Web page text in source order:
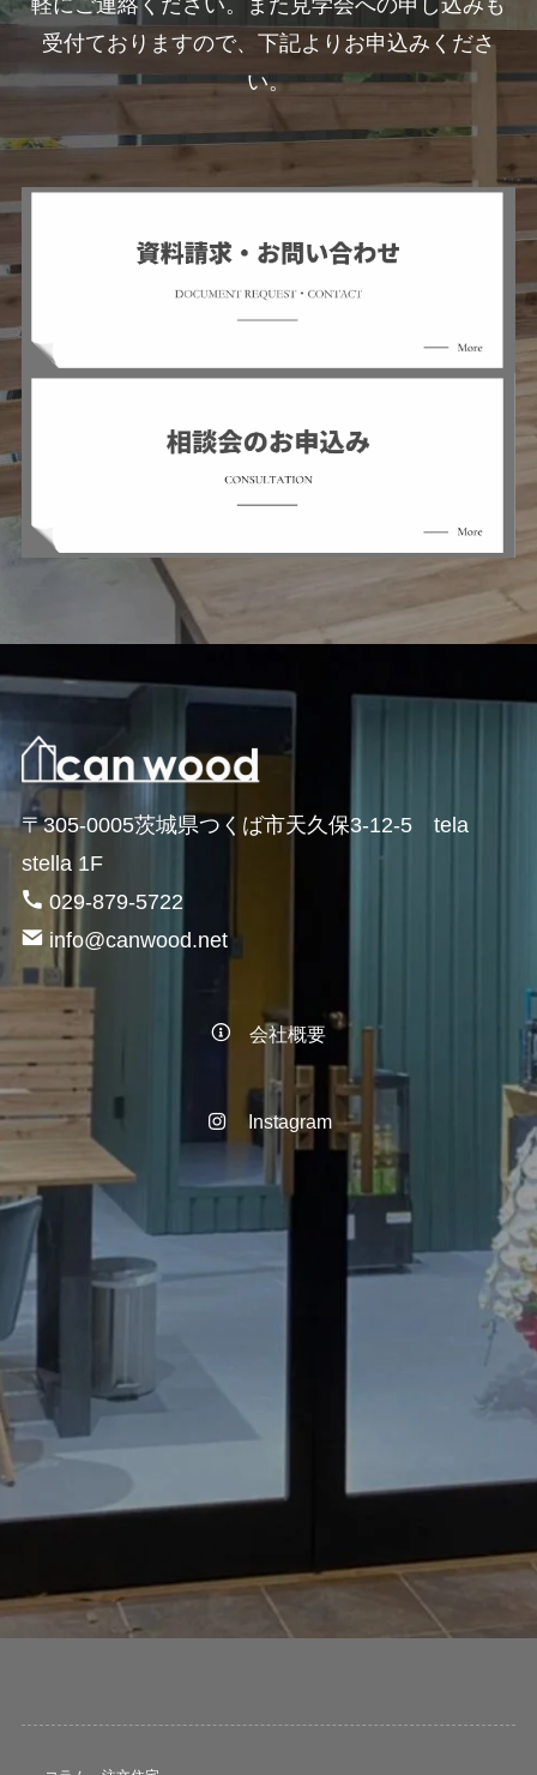
軽にご連絡ください。また見学会への申し込みも
受付ておりますので、下記よりお申込みくださ
い。
〒305-0005茨城県つくば市天久保3-12-5 tela
stella 1F
029-879-5722
info@canwood.net
会社概要
Instagram